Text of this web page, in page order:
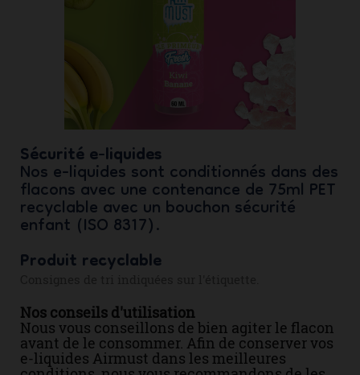
Sécurité e-liquides
Nos e-liquides sont conditionnés dans des
flacons avec une contenance de 75ml PET
recyclable avec un bouchon sécurité
enfant (ISO 8317).
Produit recyclable
Nos conseils d'utilisation
Nous vous conseillons de bien agiter le flacon
avant de le consommer. Afin de conserver vos
e-liquides Airmust dans les meilleures